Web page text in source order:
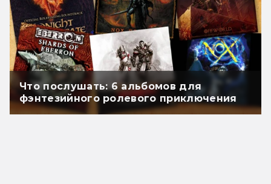
Что послушать: 6 альбомов для
фэнтезийного ролевого приключения